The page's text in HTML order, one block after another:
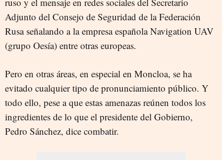
Adjunto del Consejo de Seguridad de la Federación
Rusa señalando a la empresa española Navigation UAV
(grupo Oesía) entre otras europeas.
Pero en otras áreas, en especial en Moncloa, se ha
evitado cualquier tipo de pronunciamiento público. Y
todo ello, pese a que estas amenazas reúnen todos los
ingredientes de lo que el presidente del Gobierno,
Pedro Sánchez, dice combatir.